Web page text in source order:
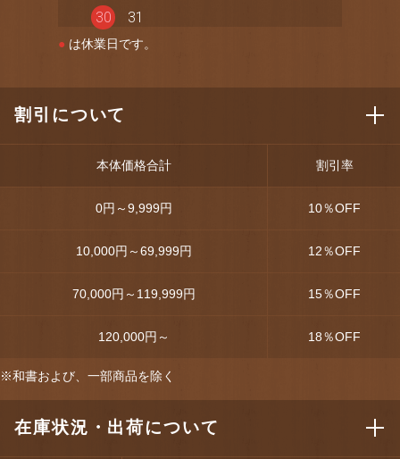
30
31
● は休業日です。
割引について
本体価格合計 割引率
0円～9,999円 10％OFF
10,000円～69,999円 12％OFF
70,000円～119,999円 15％OFF
120,000円～ 18％OFF
※和書および、一部商品を除く
在庫状況・出荷について